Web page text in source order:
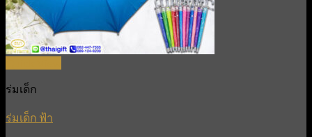
ร่มเด็ก
ร่มเด็ก ฟ้า